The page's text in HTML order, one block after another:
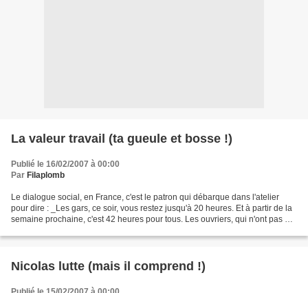
La valeur travail (ta gueule et bosse !)
Publié le 16/02/2007 à 00:00
Par Filaplomb
Le dialogue social, en France, c'est le patron qui débarque dans l'atelier
pour dire : _Les gars, ce soir, vous restez jusqu'à 20 heures. Et à partir de la
semaine prochaine, c'est 42 heures pour tous. Les ouvriers, qui n'ont pas eu
Nicolas lutte (mais il comprend !)